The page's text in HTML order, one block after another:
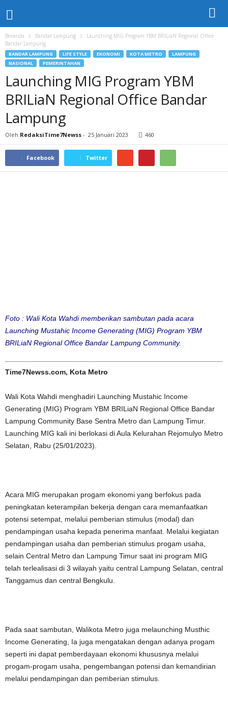
Beranda Bandar Lampung
Launching MIG Program YBM BRILiaN Regional Office
Bandar Lampung
BANDAR LAMPUNG LIFE STYLE EKONOMI KOTA METRO
LAMPUNG
NASIONAL
PEMERINTAHAN
Launching MIG Program YBM
BRILiaN Regional Office Bandar
Lampung
Oleh RedaksiTime7Newss - 25 Januari 2023 460
Facebook Twitter
Foto : Wali Kota Wahdi memberikan sambutan pada acara
Launching Mustahic Income Generating (MIG) Program YBM
BRILiaN Regional Office Bandar Lampung Community.
Time7Newss.com, Kota Metro
Wali Kota Wahdi menghadiri Launching Mustahic Income
Generating (MIG) Program YBM BRILiaN Regional Office Bandar
Lampung Community Base Sentra Metro dan Lampung Timur.
Launching MIG kali ini berlokasi di Aula Kelurahan Rejomulyo Metro
Selatan, Rabu (25/01/2023).
Acara MIG merupakan progam ekonomi yang berfokus pada
peningkatan keterampilan bekerja dengan cara memanfaatkan
potensi setempat, melalui pemberian stimulus (modal) dan
pendampingan usaha kepada penerima manfaat. Melalui kegiatan
pendampingan usaha dan pemberian stimulus progam usaha,
selain Central Metro dan Lampung Timur saat ini program MIG
telah terlealisasi di 3 wilayah yaitu central Lampung Selatan, central
Tanggamus dan central Bengkulu.
Pada saat sambutan, Walikota Metro juga melaunching Musthic
Income Generating, Ia juga mengatakan dengan adanya progam
seperti ini dapat pemberdayaan ekonomi khususnya melalui
progam-progam usaha, pengembangan potensi dan kemandirian
melalui pendampingan dan pemberian stimulus.